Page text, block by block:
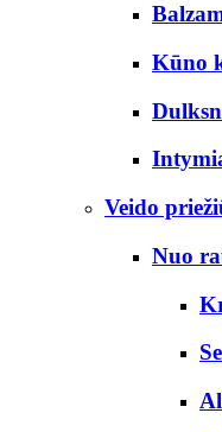
Kūno
Veido
Nuo